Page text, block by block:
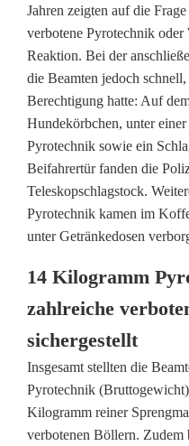
i
z
e
i
s
t
o
T
r
i
Jahren zeigten auf die
verbotene Pyrotechnik
Reaktion. Bei der
die Beamten jedoch
Berechtigung hatte: Auf
Hundekörbchen, unter
Pyrotechnik sowie ein
Beifahrertür fanden die
Teleskopschlagstock.
Pyrotechnik kamen im
unter Getränkedosen
14 Kilogramm
zahlreiche
sichergestellt
Insgesamt stellten die
Pyrotechnik
Kilogramm reiner
verbotenen Böllern. Zudem